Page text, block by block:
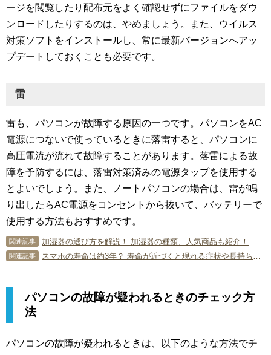
ージを閲覧したり配布元をよく確認せずにファイルをダウ
ンロードしたりするのは、やめましょう。また、ウイルス
対策ソフトをインストールし、常に最新バージョンへアッ
プデートしておくことも必要です。
雷
雷も、パソコンが故障する原因の一つです。パソコンをAC
電源につないで使っているときに落雷すると、パソコンに
高圧電流が流れて故障することがあります。落雷による故
障を予防するには、落雷対策済みの電源タップを使用する
とよいでしょう。また、ノートパソコンの場合は、雷が鳴
り出したらAC電源をコンセントから抜いて、バッテリーで
使用する方法もおすすめです。
関連記事 加湿器の選び方を解説！ 加湿器の種類、人気商品も紹介！
関連記事
パソコンの故障が疑われるときのチェック方
法
パソコンの故障が疑われるときは、以下のような方法でチ